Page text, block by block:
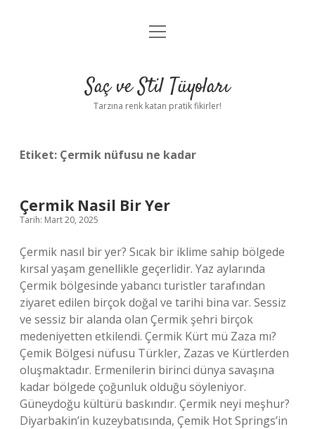
Anasayfa
Yasal Uyarı
menüyü
Saç ve Stil Tüyoları
Tarzına renk katan pratik fikirler!
Etiket: Çermik nüfusu ne kadar
Çermik Nasil Bir Yer
Tarih: Mart 20, 2025
Çermik nasıl bir yer? Sıcak bir iklime sahip bölgede
kırsal yaşam genellikle geçerlidir. Yaz aylarında
Çermik bölgesinde yabancı turistler tarafından
ziyaret edilen birçok doğal ve tarihi bina var. Sessiz
ve sessiz bir alanda olan Çermik şehri birçok
medeniyetten etkilendi. Çermik Kürt mü Zaza mı?
Çemik Bölgesi nüfusu Türkler, Zazas ve Kürtlerden
oluşmaktadır. Ermenilerin birinci dünya savaşına
kadar bölgede çoğunluk olduğu söyleniyor.
Güneydoğu kültürü baskındır. Çermik neyi meşhur?
Diyarbakin’in kuzeybatısında, Çemik Hot Springs’in